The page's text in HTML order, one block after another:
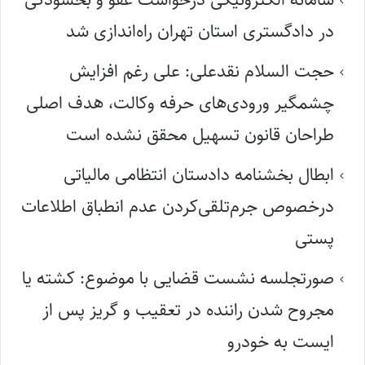
در دادگستری استان تهران راه‌اندازی شد
حجت السلام نقدعلی: علی رغم افزایش
چشمگیر ورودی‌های حرفه وکالت، هدف اصلی
طراحان قانون تسهیل محقق نشده است
ابطال بخشنامه دادستان انتظامی مالیاتی
درخصوص جرم‌تلقی‌کردن عدم انطباق اطلاعات
پستی
صورتجلسه نشست قضایی با موضوع: کشته یا
مجروح شدن راننده در تعقیب و گریز پس از
ایست به خودرو